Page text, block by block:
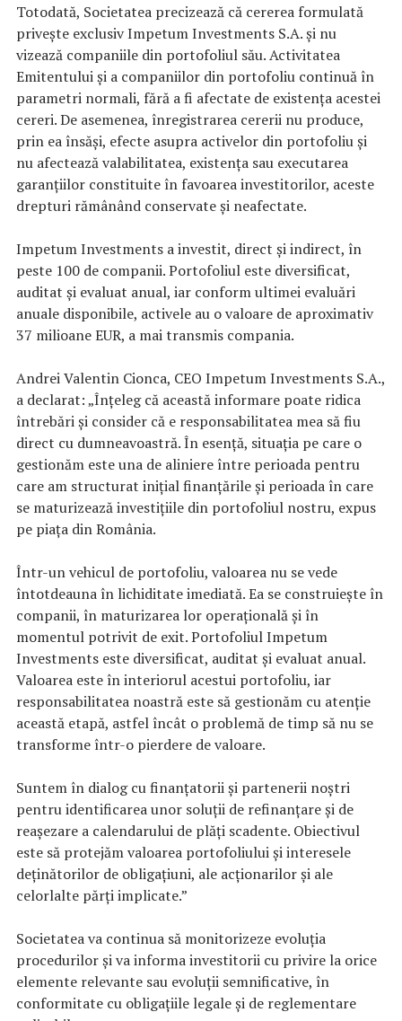
Totodată, Societatea precizează că cererea formulată
privește exclusiv Impetum Investments S.A. și nu
vizează companiile din portofoliul său. Activitatea
Emitentului și a companiilor din portofoliu continuă în
parametri normali, fără a fi afectate de existența acestei
cereri. De asemenea, înregistrarea cererii nu produce,
prin ea însăși, efecte asupra activelor din portofoliu și
nu afectează valabilitatea, existența sau executarea
garanțiilor constituite în favoarea investitorilor, aceste
drepturi rămânând conservate și neafectate.
Impetum Investments a investit, direct și indirect, în
peste 100 de companii. Portofoliul este diversificat,
auditat și evaluat anual, iar conform ultimei evaluări
anuale disponibile, activele au o valoare de aproximativ
37 milioane EUR, a mai transmis compania.
Andrei Valentin Cionca, CEO Impetum Investments S.A.,
a declarat: „Înțeleg că această informare poate ridica
întrebări și consider că e responsabilitatea mea să fiu
direct cu dumneavoastră. În esență, situația pe care o
gestionăm este una de aliniere între perioada pentru
care am structurat inițial finanțările și perioada în care
se maturizează investițiile din portofoliul nostru, expus
pe piața din România.
Într-un vehicul de portofoliu, valoarea nu se vede
întotdeauna în lichiditate imediată. Ea se construiește în
companii, în maturizarea lor operațională și în
momentul potrivit de exit. Portofoliul Impetum
Investments este diversificat, auditat și evaluat anual.
Valoarea este în interiorul acestui portofoliu, iar
responsabilitatea noastră este să gestionăm cu atenție
această etapă, astfel încât o problemă de timp să nu se
transforme într-o pierdere de valoare.
Suntem în dialog cu finanțatorii și partenerii noștri
pentru identificarea unor soluții de refinanțare și de
reașezare a calendarului de plăți scadente. Obiectivul
este să protejăm valoarea portofoliului și interesele
deținătorilor de obligațiuni, ale acționarilor și ale
celorlalte părți implicate.”
Societatea va continua să monitorizeze evoluția
procedurilor și va informa investitorii cu privire la orice
elemente relevante sau evoluții semnificative, în
conformitate cu obligațiile legale și de reglementare